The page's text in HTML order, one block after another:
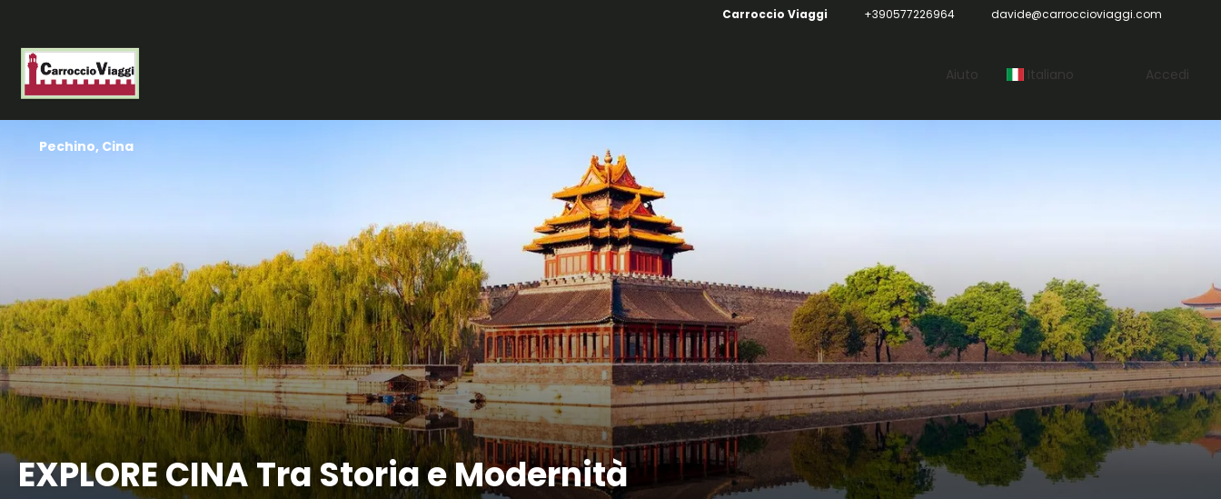
Carroccio Viaggi +390577226964 davide@carroccioviaggi.com
Aiuto Italiano Accedi
EXPLORE CINA Tra Storia e Modernità
Pechino, Cina